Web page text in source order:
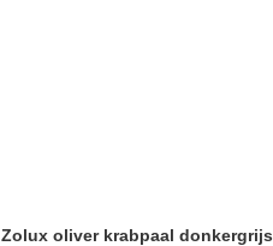
Zolux oliver krabpaal donkergrijs